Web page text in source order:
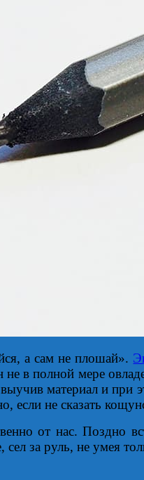
а сам не плошай».
не в полной мере
материал и при
если не сказать
от нас. Поздно
за руль, не умея